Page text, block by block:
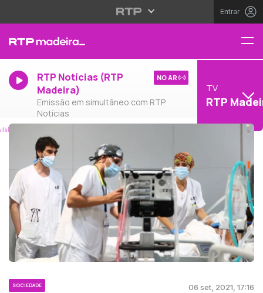
Entrar
RTP Notícias (RTP
Madeira)
Emissão em simultâneo com RTP
Notícias
NO AR
TV
RTP
SOCIEDADE 06 set, 2021, 17:16